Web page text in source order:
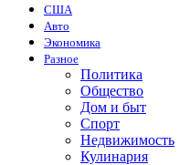
США
Авто
Экономика
Разное
Политика
Общество
Дом и быт
Спорт
Недвижимость
Кулинария